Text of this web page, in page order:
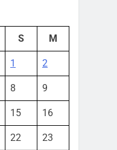
S M
1 2
8 9
15 16
22 23